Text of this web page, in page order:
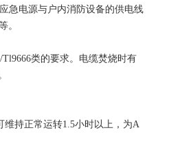
急电源与户内消防设备的供电线
。
类的要求。电缆焚烧时有
持正常运转1.5小时以上，为A